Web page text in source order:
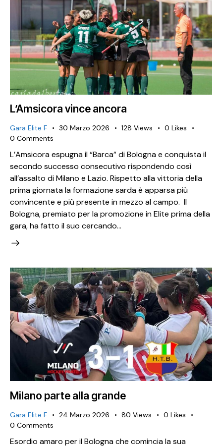
L’Amsicora vince ancora
Gara Elite F 30 Marzo 2026 128 Views 0 Likes
0 Comments
L’Amsicora espugna il “Barca” di Bologna e conquista il
secondo successo consecutivo rispondendo così
all’assalto di Milano e Lazio. Rispetto alla vittoria della
prima giornata la formazione sarda è apparsa più
convincente e più presente in mezzo al campo. Il
Bologna, premiato per la promozione in Elite prima della
gara, ha fatto il suo cercando…
Milano parte alla grande
Gara Elite F 24 Marzo 2026 80 Views 0 Likes
0 Comments
Esordio amaro per il Bologna che comincia la sua